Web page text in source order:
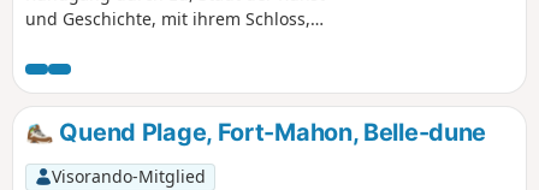
und Geschichte, mit ihrem Schloss,
Hafen.
Quend Plage, Fort-Mahon, Belle-dune
Visorando-Mitglied